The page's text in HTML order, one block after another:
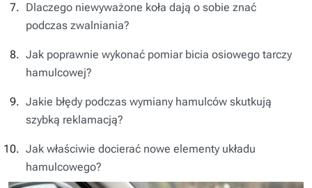
Dlaczego niewyważone koła dają o sobie znać
podczas zwalniania?
Jak poprawnie wykonać pomiar bicia osiowego tarczy
hamulcowej?
Jakie błędy podczas wymiany hamulców skutkują
szybką reklamacją?
Jak właściwie docierać nowe elementy układu
hamulcowego?